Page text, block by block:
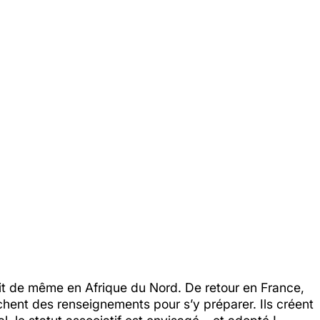
de même en Afrique du Nord. De retour en France,
des renseignements pour s’y préparer. Ils créent